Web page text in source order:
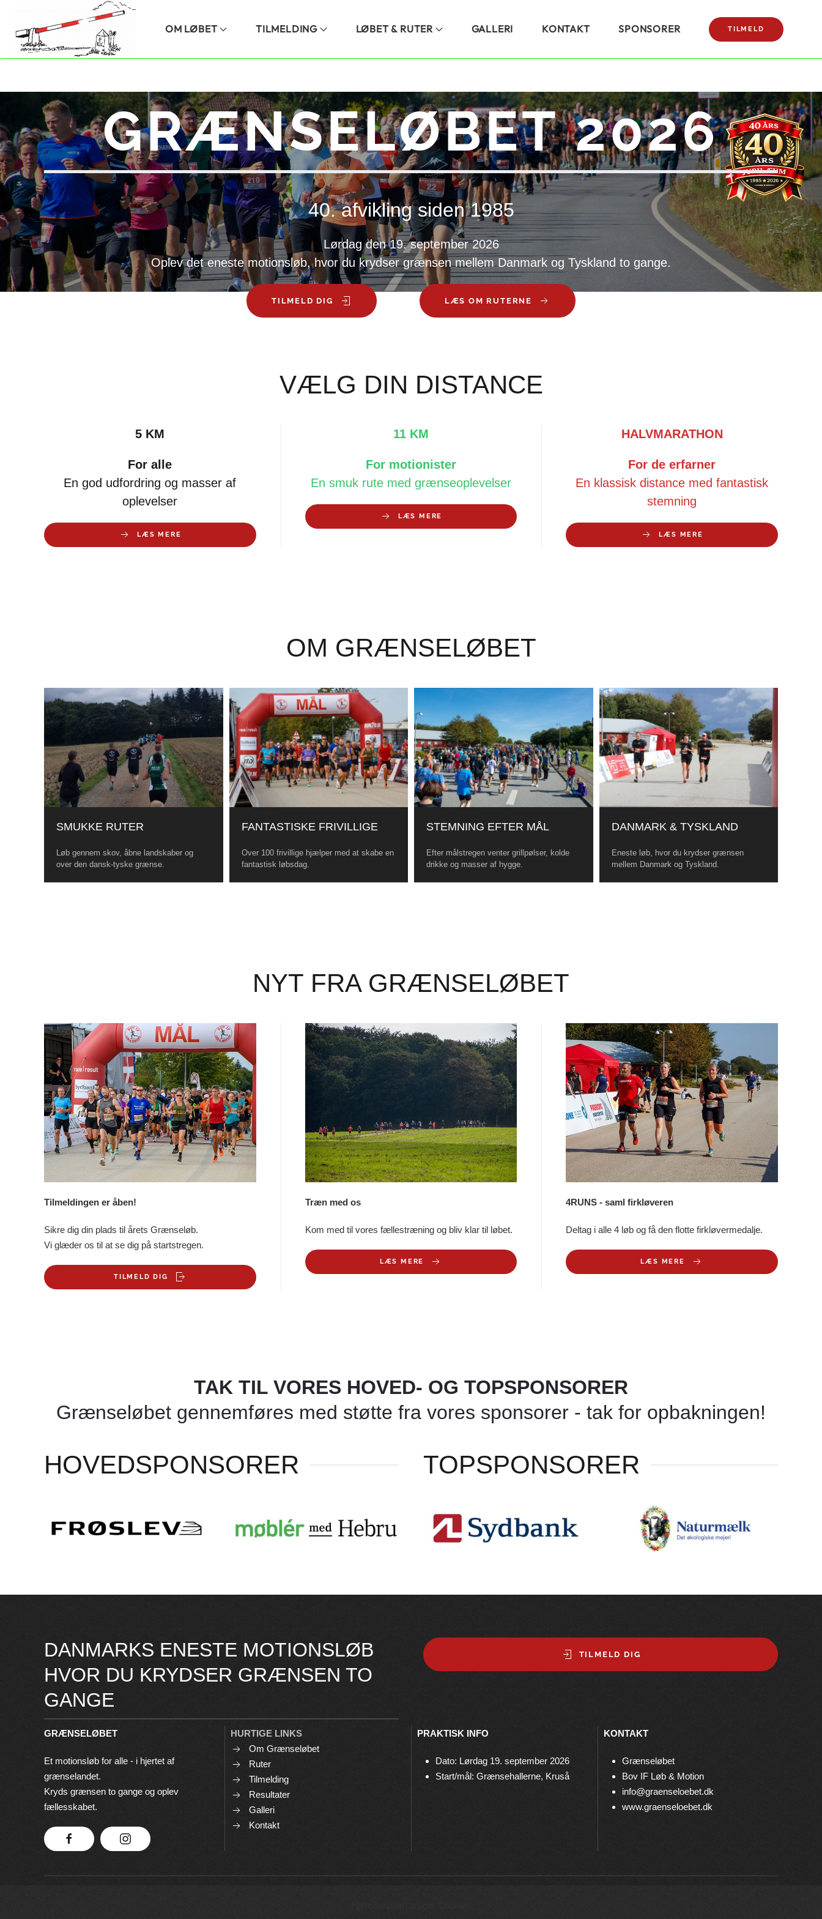
Skip to main content OM LØBET TILMELDING LØBET & RUTER GALLERI KONTAKT SPONSORER TILMELD
GRÆNSELØBET 2026
40. afvikling siden 1985
Lørdag den 19. september 2026
Oplev det eneste motionsløb, hvor du krydser grænsen mellem Danmark og Tyskland to gange.
TILMELD DIG LÆS OM RUTERNE
VÆLG DIN DISTANCE
5 KM
For alle
En god udfordring og masser af
oplevelser
LÆS MERE
11 KM
For motionister
En smuk rute med grænseoplevelser
LÆS MERE
HALVMARATHON
For de erfarner
En klassisk distance med fantastisk
stemning
LÆS MERE
OM GRÆNSELØBET
SMUKKE RUTER
Løb gennem skov, åbne landskaber og
over den dansk-tyske grænse.
FANTASTISKE FRIVILLIGE
Over 100 frivillige hjælper med at skabe en
fantastisk løbsdag.
STEMNING EFTER MÅL
Efter målstregen venter grillpølser, kolde
drikke og masser af hygge.
DANMARK & TYSKLAND
Eneste løb, hvor du krydser grænsen
mellem Danmark og Tyskland.
NYT FRA GRÆNSELØBET
Tilmeldingen er åben!
Sikre dig din plads til årets Grænseløb.
Vi glæder os til at se dig på startstregen.
TILMELD DIG
Træn med os
Kom med til vores fællestræning og bliv klar til løbet.
LÆS MERE
4RUNS - saml firkløveren
Deltag i alle 4 løb og få den flotte firkløvermedalje.
LÆS MERE
TAK TIL VORES HOVED- OG TOPSPONSORER
Grænseløbet gennemføres med støtte fra vores sponsorer - tak for opbakningen!
HOVEDSPONSORER TOPSPONSORER
DANMARKS ENESTE MOTIONSLØB
HVOR DU KRYDSER GRÆNSEN TO
GANGE
TILMELD DIG
GRÆNSELØBET
Et motionsløb for alle - i hjertet af
grænselandet.
Kryds grænsen to gange og oplev
fællesskabet.
HURTIGE LINKS
Om Grænseløbet
Ruter
Tilmelding
Resultater
Galleri
Kontakt
PRAKTISK INFO
Dato: Lørdag 19. september 2026
Start/mål: Grænsehallerne, Kruså
KONTAKT
Grænseløbet
Bov IF Løb & Motion
info@graenseloebet.dk
www.graenseloebet.dk